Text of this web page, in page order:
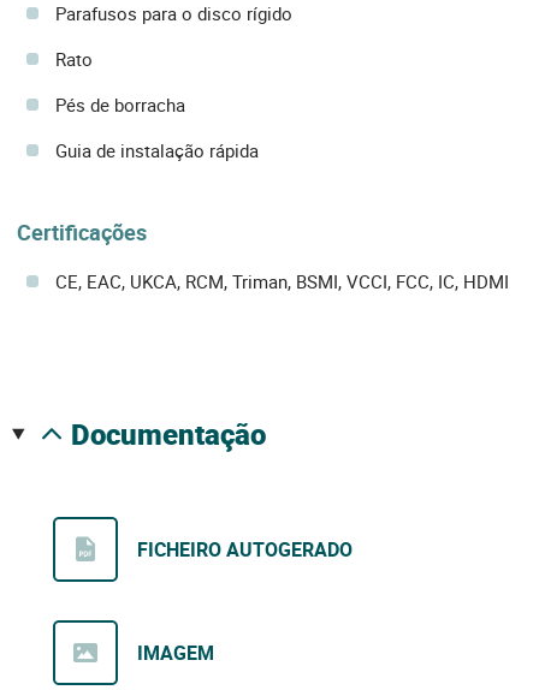
Parafusos para o disco rígido
Rato
Pés de borracha
Guia de instalação rápida
Certificações
CE, EAC, UKCA, RCM, Triman, BSMI, VCCI, FCC, IC, HDMI
documentação
FICHEIRO AUTOGERADO
IMAGEM